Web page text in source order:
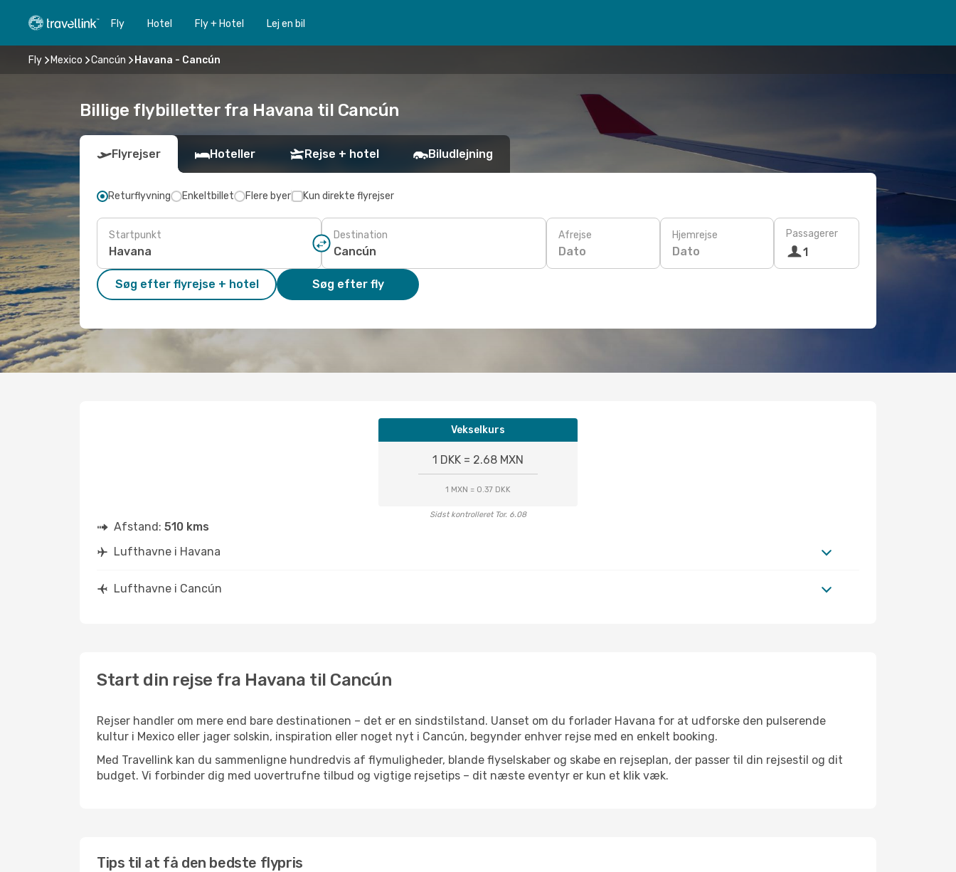
Fly Hotel Fly + Hotel Lej en bil
Fly Mexico Cancún Havana - Cancún
Billige flybilletter fra Havana til Cancún
Flyrejser Hoteller Rejse + hotel Biludlejning
Returflyvning Enkeltbillet Flere byer Kun direkte flyrejser
Startpunkt Destination Afrejse
Dato
Hjemrejse
Dato
Passagerer
1
Søg efter flyrejse + hotel Søg efter fly
Vekselkurs
1 DKK = 2.68 MXN
1 MXN = 0.37 DKK
Sidst kontrolleret Tor. 6.08
Afstand: 510 kms
Lufthavne i Havana
Lufthavne i Cancún
Start din rejse fra Havana til Cancún
Rejser handler om mere end bare destinationen – det er en sindstilstand. Uanset om du forlader Havana for at udforske den pulserende
kultur i Mexico eller jager solskin, inspiration eller noget nyt i Cancún, begynder enhver rejse med en enkelt booking.
Med Travellink kan du sammenligne hundredvis af flymuligheder, blande flyselskaber og skabe en rejseplan, der passer til din rejsestil og dit
budget. Vi forbinder dig med uovertrufne tilbud og vigtige rejsetips – dit næste eventyr er kun et klik væk.
Tips til at få den bedste flypris